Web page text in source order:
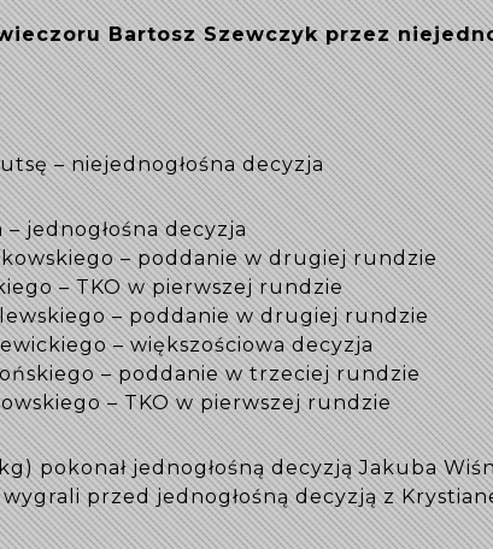
Bartosz Szewczyk przez
– niejednogłośna decyzja
jednogłośna decyzja
– poddanie w drugiej rundzie
– TKO w pierwszej rundzie
– poddanie w drugiej rundzie
– większościowa decyzja
– poddanie w trzeciej rundzie
– TKO w pierwszej rundzie
pokonał jednogłośną decyzją Jakuba
przed jednogłośną decyzją z